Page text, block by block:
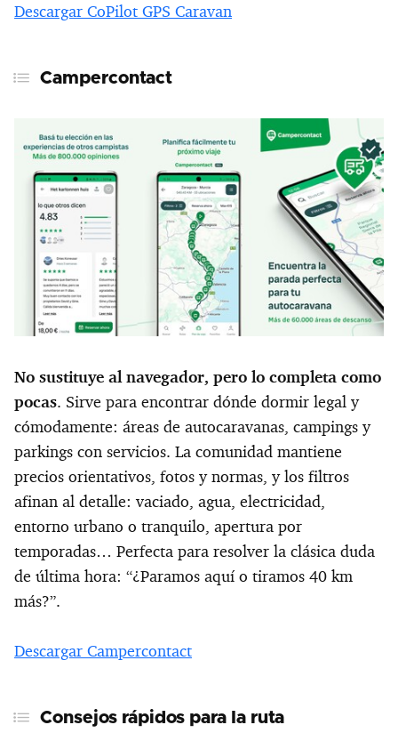
Descargar CoPilot GPS Caravan
Campercontact
No sustituye al navegador, pero lo completa como
pocas. Sirve para encontrar dónde dormir legal y
cómodamente: áreas de autocaravanas, campings y
parkings con servicios. La comunidad mantiene
precios orientativos, fotos y normas, y los filtros
afinan al detalle: vaciado, agua, electricidad,
entorno urbano o tranquilo, apertura por
temporadas… Perfecta para resolver la clásica duda
de última hora: “¿Paramos aquí o tiramos 40 km
más?”.
Descargar Campercontact
Consejos rápidos para la ruta